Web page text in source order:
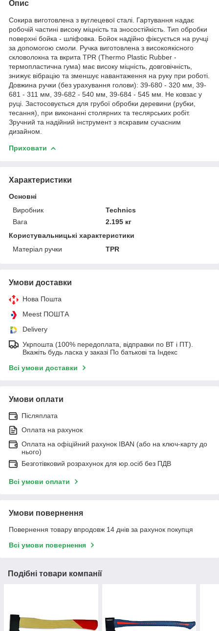
Опис
Сокира виготовлена з вуглецевої сталі. Гартування надає
робочій частині високу міцність та зносостійкість. Тип обробки
поверхні бойка - шліфовка. Бойок надійно фіксується на ручці
за допомогою смоли. Ручка виготовлена з високоякісного
скловолокна та вкрита TPR (Thermo Plastic Rubber -
термопластична гума) має високу міцність, довговічність,
знижує вібрацію та зменшує навантаження на руку при роботі.
Довжина ручки (без урахування голови): 39-680 - 320 мм, 39-
681 - 311 мм, 39-682 - 540 мм, 39-684 - 545 мм. Не ковзає у
руці. Застосовується для грубої обробки деревини (рубки,
тесання), при виконанні столярних та теслярських робіт.
Зручний та надійний інструмент з яскравим сучасним
дизайном.
Приховати
Характеристики
Основні
Виробник
Technics
Вага
2.195 кг
Користувальницькі характеристики
Матеріал ручки
TPR
Умови доставки
Нова Пошта
Meest ПОШТА
Delivery
Укрпошта (100% передоплата, відправки по ВТ і ПТ).
Вкажіть будь ласка у заказі По батькові та Індекс
Всі умови доставки
Умови оплати
Післяплата
Оплата на рахунок
Оплата на офіційний рахунок IBAN (або на ключ-карту до
нього)
Безготівковий розрахунок для юр.осіб без ПДВ
Всі умови оплати
Умови повернення
Повернення товару впродовж 14 днів за рахунок покупця
Всі умови повернення
Подібні товари компанії